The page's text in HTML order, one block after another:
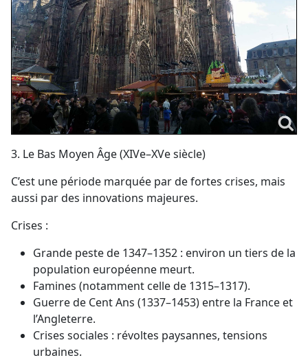
3. Le Bas Moyen Âge (XIVe–XVe siècle)
C’est une période marquée par de fortes crises, mais
aussi par des innovations majeures.
Crises :
Grande peste de 1347–1352 : environ un tiers de la
population européenne meurt.
Famines (notamment celle de 1315–1317).
Guerre de Cent Ans (1337–1453) entre la France et
l’Angleterre.
Crises sociales : révoltes paysannes, tensions
urbaines.